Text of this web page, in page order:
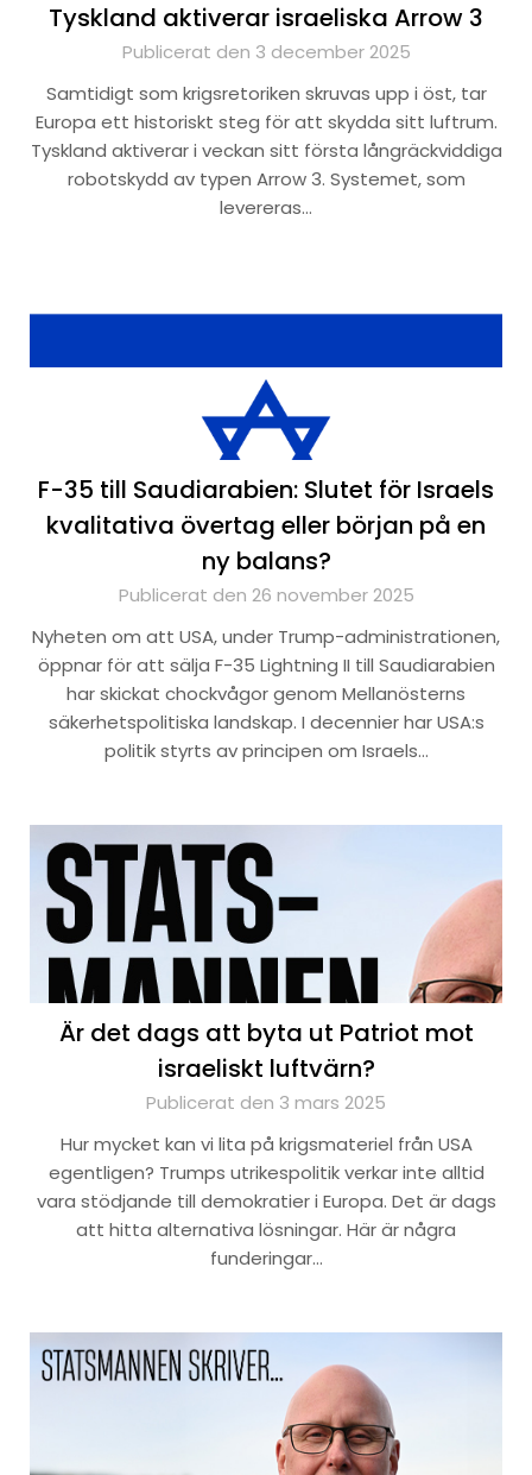
Tyskland aktiverar israeliska Arrow 3
Publicerat den 3 december 2025
Samtidigt som krigsretoriken skruvas upp i öst, tar
Europa ett historiskt steg för att skydda sitt luftrum.
Tyskland aktiverar i veckan sitt första långräckviddiga
robotskydd av typen Arrow 3. Systemet, som
levereras…
F-35 till Saudiarabien: Slutet för Israels
kvalitativa övertag eller början på en
ny balans?
Publicerat den 26 november 2025
Nyheten om att USA, under Trump-administrationen,
öppnar för att sälja F-35 Lightning II till Saudiarabien
har skickat chockvågor genom Mellanösterns
säkerhetspolitiska landskap. I decennier har USA:s
politik styrts av principen om Israels…
Är det dags att byta ut Patriot mot
israeliskt luftvärn?
Publicerat den 3 mars 2025
Hur mycket kan vi lita på krigsmateriel från USA
egentligen? Trumps utrikespolitik verkar inte alltid
vara stödjande till demokratier i Europa. Det är dags
att hitta alternativa lösningar. Här är några
funderingar…